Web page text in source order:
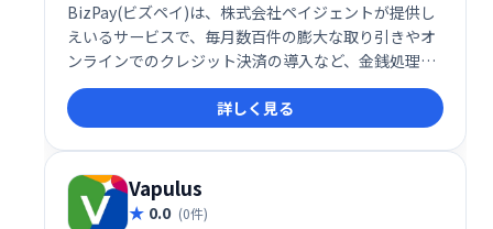
BizPay(ビズペイ)は、株式会社ペイジェントが提供し
えいるサービスで、毎月数百件の膨大な取り引きやオ
ンラインでのクレジット決済の導入など、金銭処理に
困っている企業のためのお助けサービスです。
詳しく見る
Vapulus
0.0 (0件)